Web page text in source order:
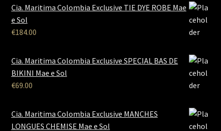
Cia. Maritima Colombia Exclusive TIE DYE ROBE Mae
e Sol
€184.00
Cia. Maritima Colombia Exclusive SPECIAL BAS DE
BIKINI Mae e Sol
€69.00
Cia. Maritima Colombia Exclusive MANCHES
LONGUES CHEMISE Mae e Sol